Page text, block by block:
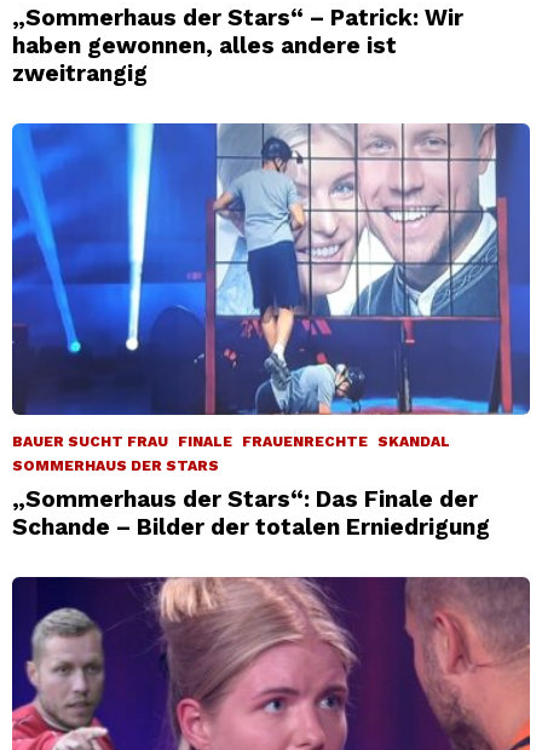
„Sommerhaus der Stars“ – Patrick: Wir
haben gewonnen, alles andere ist
zweitrangig
BAUER SUCHT FRAU FINALE FRAUENRECHTE SKANDAL
SOMMERHAUS DER STARS
„Sommerhaus der Stars“: Das Finale der
Schande – Bilder der totalen Erniedrigung